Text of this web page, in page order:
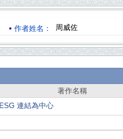
作者姓名： 周威佐
著作名稱
連結為中心